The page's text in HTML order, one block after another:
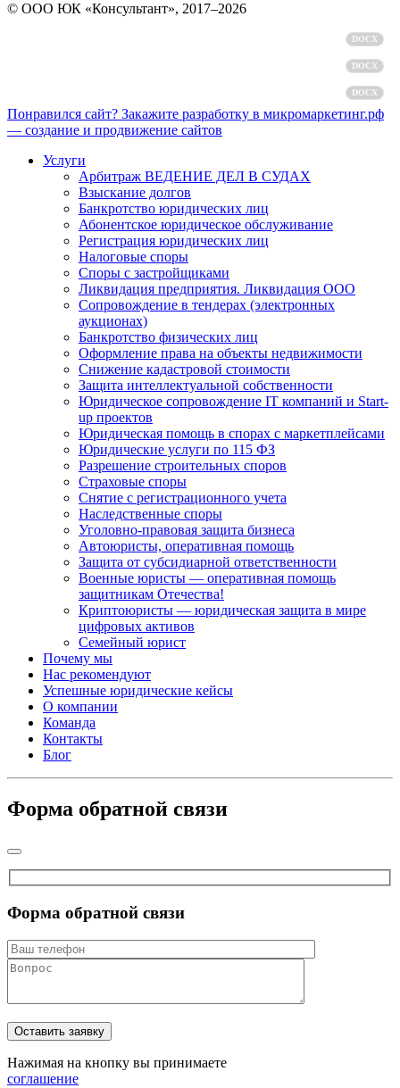
© ООО ЮК «Консультант», 2017–2026
DOCX
DOCX
DOCX
Понравился сайт? Закажите разработку в микромаркетинг.рф
— создание и продвижение сайтов
Услуги
Арбитраж ВЕДЕНИЕ ДЕЛ В СУДАХ
Взыскание долгов
Банкротство юридических лиц
Абонентское юридическое обслуживание
Регистрация юридических лиц
Налоговые споры
Споры с застройщиками
Ликвидация предприятия. Ликвидация ООО
Сопровождение в тендерах (электронных
аукционах)
Банкротство физических лиц
Оформление права на объекты недвижимости
Снижение кадастровой стоимости
Защита интеллектуальной собственности
Юридическое сопровождение IT компаний и Start-
up проектов
Юридическая помощь в спорах с маркетплейсами
Юридические услуги по 115 ФЗ
Разрешение строительных споров
Страховые споры
Снятие с регистрационного учета
Наследственные споры
Уголовно-правовая защита бизнеса
Автоюристы, оперативная помощь
Защита от субсидиарной ответственности
Военные юристы — оперативная помощь
защитникам Отечества!
Криптоюристы — юридическая защита в мире
цифровых активов
Семейный юрист
Почему мы
Нас рекомендуют
Успешные юридические кейсы
О компании
Команда
Контакты
Блог
Форма обратной связи
Форма обратной связи
Нажимая на кнопку вы принимаете
соглашение